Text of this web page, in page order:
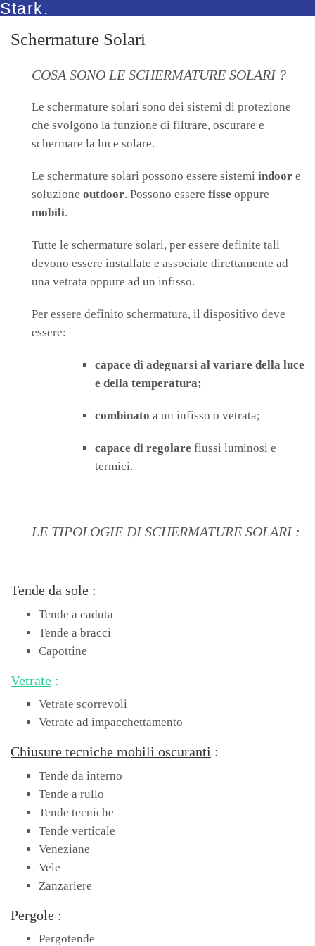
Stark.
Schermature Solari
COSA SONO LE SCHERMATURE SOLARI ?
Le schermature solari sono dei sistemi di protezione
che svolgono la funzione di filtrare, oscurare e
schermare la luce solare.
Le schermature solari possono essere sistemi indoor e
soluzione outdoor. Possono essere fisse oppure
mobili.
Tutte le schermature solari, per essere definite tali
devono essere installate e associate direttamente ad
una vetrata oppure ad un infisso.
Per essere definito schermatura, il dispositivo deve
essere:
capace di adeguarsi al variare della luce
e della temperatura;
combinato a un infisso o vetrata;
capace di regolare flussi luminosi e
termici.
LE TIPOLOGIE DI SCHERMATURE SOLARI :
Tende da sole :
Tende a caduta
Tende a bracci
Capottine
Vetrate :
Vetrate scorrevoli
Vetrate ad impacchettamento
Chiusure tecniche mobili oscuranti :
Tende da interno
Tende a rullo
Tende tecniche
Tende verticale
Veneziane
Vele
Zanzariere
Pergole :
Pergotende